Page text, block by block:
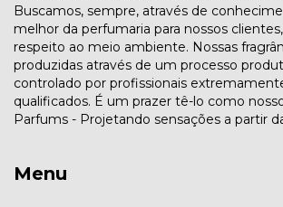
Buscamos, sempre, através de
melhor da perfumaria para nossos
respeito ao meio ambiente. Nossas
produzidas através de um processo
controlado por profissionais
qualificados. É um prazer tê-lo como
Parfums - Projetando sensações a partir
Menu